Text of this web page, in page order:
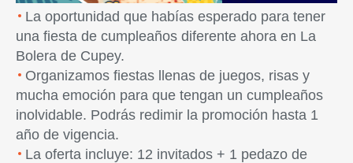
La oportunidad que habías esperado para tener
una fiesta de cumpleaños diferente ahora en La
Bolera de Cupey.
Organizamos fiestas llenas de juegos, risas y
mucha emoción para que tengan un cumpleaños
inolvidable. Podrás redimir la promoción hasta 1
año de vigencia.
La oferta incluye: 12 invitados + 1 pedazo de